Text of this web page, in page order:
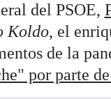
del PSOE,
Koldo, el
de la
por parte